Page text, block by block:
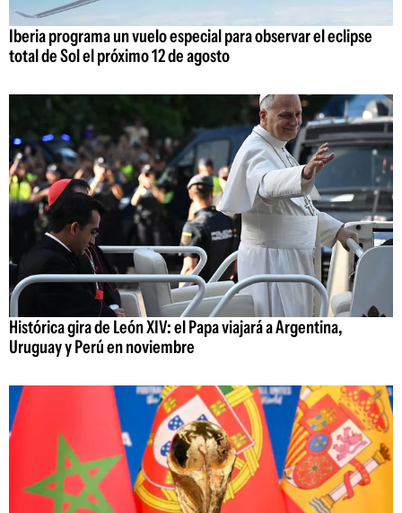
Iberia programa un vuelo especial para observar el eclipse
total de Sol el próximo 12 de agosto
Histórica gira de León XIV: el Papa viajará a Argentina,
Uruguay y Perú en noviembre